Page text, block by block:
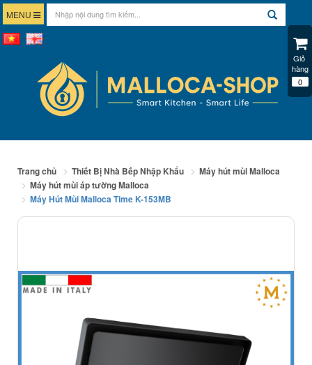
MENU
Trang chủ Thiết Bị Nhà Bếp Nhập Khẩu
Máy hút mùi Malloca
Máy hút mùi áp tường Malloca
Máy Hút Mùi Malloca Time K-153MB
Giỏ
hàng
0